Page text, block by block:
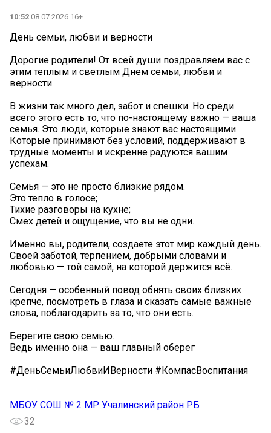
10:52 08.07.2026 16+
День семьи, любви и верности
Дорогие родители! От всей души поздравляем вас с
этим теплым и светлым Днем семьи, любви и
верности.
В жизни так много дел, забот и спешки. Но среди
всего этого есть то, что по-настоящему важно — ваша
семья. Это люди, которые знают вас настоящими.
Которые принимают без условий, поддерживают в
трудные моменты и искренне радуются вашим
успехам.
Семья — это не просто близкие рядом.
Это тепло в голосе;
Тихие разговоры на кухне;
Смех детей и ощущение, что вы не одни.
Именно вы, родители, создаете этот мир каждый день.
Своей заботой, терпением, добрыми словами и
любовью — той самой, на которой держится всё.
Сегодня — особенный повод обнять своих близких
крепче, посмотреть в глаза и сказать самые важные
слова, поблагодарить за то, что они есть.
Берегите свою семью.
Ведь именно она — ваш главный оберег
#ДеньСемьиЛюбвиИВерности #КомпасВоспитания
МБОУ СОШ № 2 МР Учалинский район РБ
32